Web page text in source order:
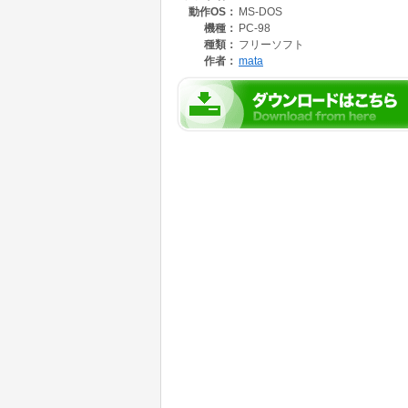
DISK の ID を解析して、表示します。具体的
ID情報(セクタ番号、セクタ長)を表示します。
disk を コピーなどする場合に 変なフォーマッ
確かめるのに使えます。また、自分で異常フ
[DUMPSEC.EXE]
これは、急場をしのいで作ったもので 98DOS
しか解析しないと言う easy な仕様になってい
動作OS： MS-DOS
機種： PC-98
種類： フリーソフト
作者： mata